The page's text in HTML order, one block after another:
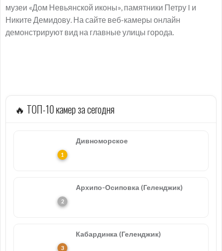
музеи «Дом Невьянской иконы», памятники Петру I и
Никите Демидову. На сайте веб-камеры онлайн
демонстрируют вид на главные улицы города.
🔥 ТОП-10 камер за сегодня
Дивноморское
Архипо-Осиповка (Геленджик)
Кабардинка (Геленджик)